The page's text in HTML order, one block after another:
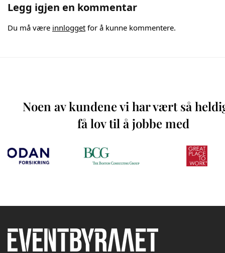
Legg igjen en kommentar
Du må være innlogget for å kunne kommentere.
Noen av kundene vi har vært så
få lov til å jobbe med